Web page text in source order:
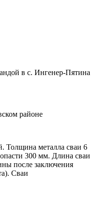
в с. Ингенер-Пятина
районе
Толщина металла сваи 6
300 мм. Длина сваи
после заключения
Сваи